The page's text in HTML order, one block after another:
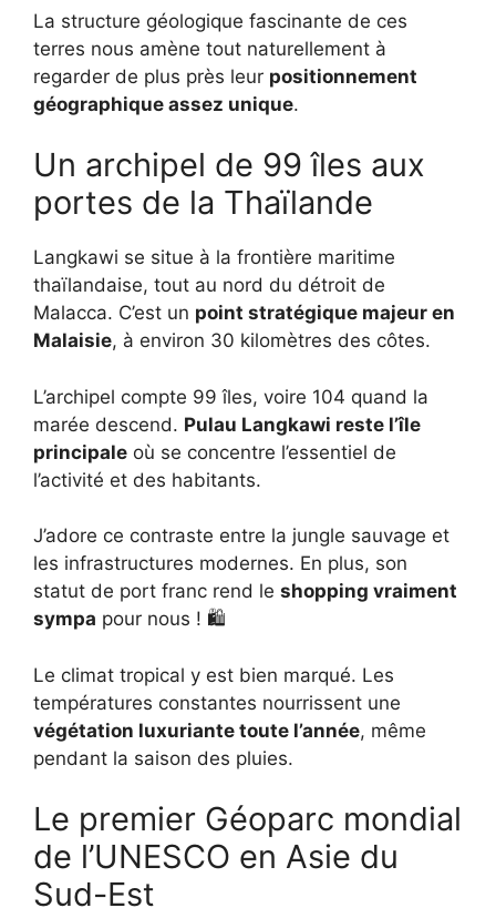
La structure géologique fascinante de ces
terres nous amène tout naturellement à
regarder de plus près leur positionnement
géographique assez unique.
Un archipel de 99 îles aux
portes de la Thaïlande
Langkawi se situe à la frontière maritime
thaïlandaise, tout au nord du détroit de
Malacca. C’est un point stratégique majeur en
Malaisie, à environ 30 kilomètres des côtes.
L’archipel compte 99 îles, voire 104 quand la
marée descend. Pulau Langkawi reste l’île
principale où se concentre l’essentiel de
l’activité et des habitants.
J’adore ce contraste entre la jungle sauvage et
les infrastructures modernes. En plus, son
statut de port franc rend le shopping vraiment
sympa pour nous ! 🛍️
Le climat tropical y est bien marqué. Les
températures constantes nourrissent une
végétation luxuriante toute l’année, même
pendant la saison des pluies.
Le premier Géoparc mondial
de l’UNESCO en Asie du
Sud-Est